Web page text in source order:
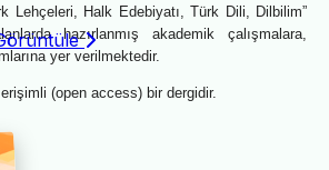
Lehçeleri, Halk Edebiyatı, Türk Dili, Dilbilim”
hazırlanmış akademik çalışmalara,
yer verilmektedir.
(open access) bir dergidir.